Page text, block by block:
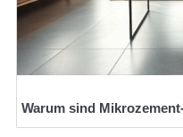
Warum sind